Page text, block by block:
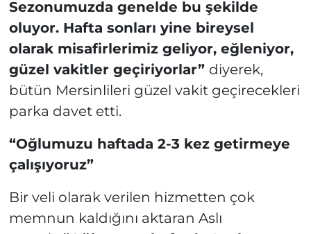
Sezonumuzda genelde bu şekilde
oluyor. Hafta sonları yine bireysel
olarak misafirlerimiz geliyor, eğleniyor,
güzel vakitler geçiriyorlar” diyerek,
bütün Mersinlileri güzel vakit geçirecekleri
parka davet etti.
“Oğlumuzu haftada 2-3 kez getirmeye
çalışıyoruz”
Bir veli olarak verilen hizmetten çok
memnun kaldığını aktaran Aslı